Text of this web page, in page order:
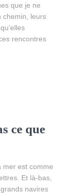
que je ne
chemin, leurs
rencontres
ce que
mer est comme
Et là-bas,
navires